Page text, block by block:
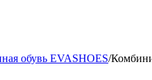
обувь EVASHOES/